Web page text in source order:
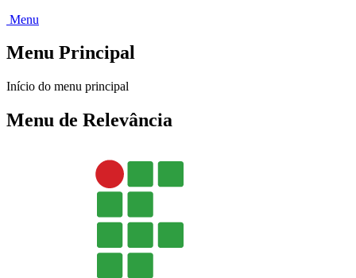
Menu
Menu Principal
Início do menu principal
Menu de Relevância